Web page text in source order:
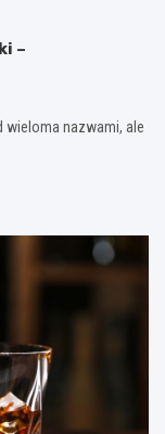
–
wieloma nazwami, ale